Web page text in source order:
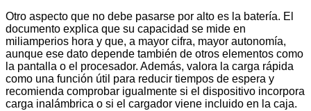
Otro aspecto que no debe pasarse por alto es la batería. El
documento explica que su capacidad se mide en
miliamperios hora y que, a mayor cifra, mayor autonomía,
aunque ese dato depende también de otros elementos como
la pantalla o el procesador. Además, valora la carga rápida
como una función útil para reducir tiempos de espera y
recomienda comprobar igualmente si el dispositivo incorpora
carga inalámbrica o si el cargador viene incluido en la caja.